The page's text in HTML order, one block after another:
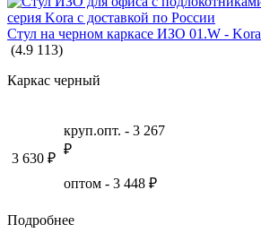
Стул на черном каркасе ИЗО 01.W - Kora
(4.9 113)
Каркас черный
3 630 ₽
круп.опт. - 3 267
₽
оптом - 3 448 ₽
Подробнее